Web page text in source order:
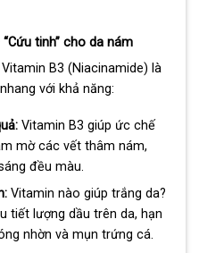
tinh” cho da nám
B3 (Niacinamide) là
với khả năng:
Vitamin B3 giúp ức chế
mờ các vết thâm nám,
đều màu.
Vitamin nào giúp trắng da?
tiết lượng dầu trên da, hạn
nhờn và mụn trứng cá.